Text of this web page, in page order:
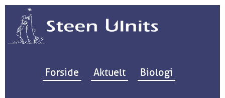
Hop til indhold
Forside Aktuelt Biologi